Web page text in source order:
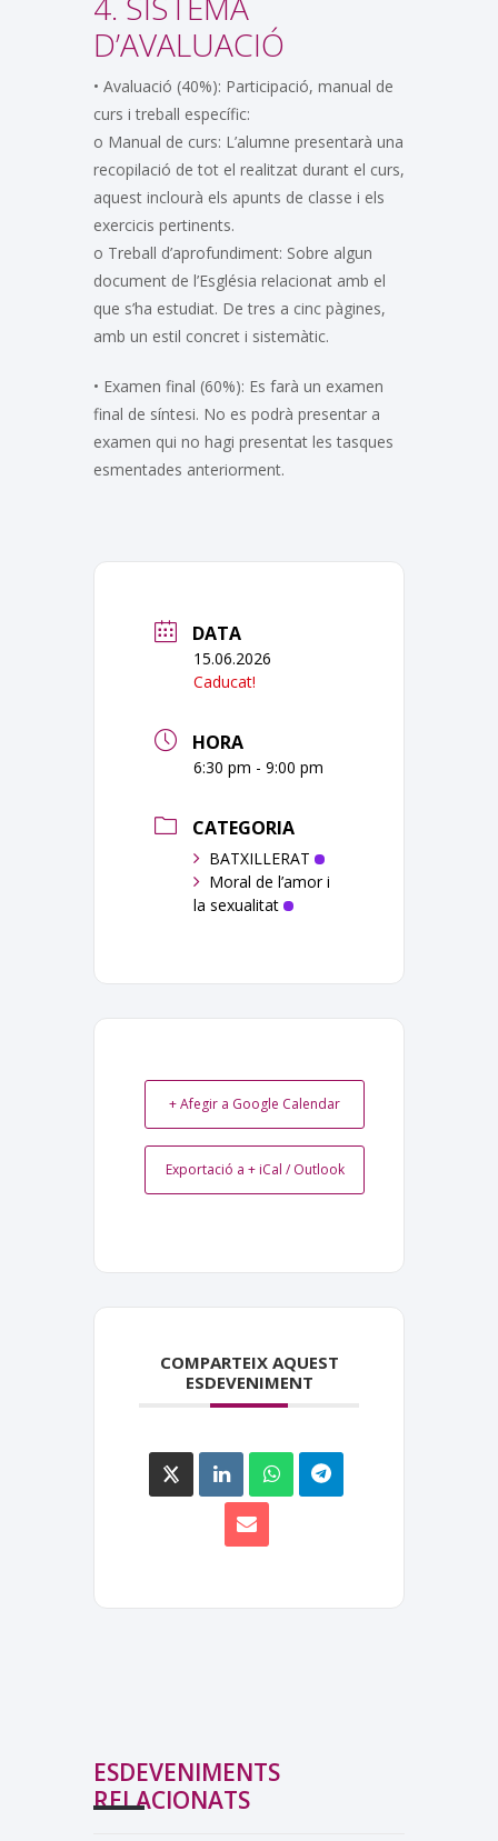
D’AVALUACIÓ
• Avaluació (40%): Participació, manual de
curs i treball específic:
o Manual de curs: L’alumne presentarà una
recopilació de tot el realitzat durant el curs,
aquest inclourà els apunts de classe i els
exercicis pertinents.
o Treball d’aprofundiment: Sobre algun
document de l’Església relacionat amb el
que s’ha estudiat. De tres a cinc pàgines,
amb un estil concret i sistemàtic.
• Examen final (60%): Es farà un examen
final de síntesi. No es podrà presentar a
examen qui no hagi presentat les tasques
esmentades anteriorment.
DATA
15.06.2026
Caducat!
HORA
6:30 pm - 9:00 pm
CATEGORIA
BATXILLERAT
Moral de l’amor i
la sexualitat
+ Afegir a Google Calendar
Exportació a + iCal / Outlook
COMPARTEIX AQUEST
ESDEVENIMENT
ESDEVENIMENTS
RELACIONATS